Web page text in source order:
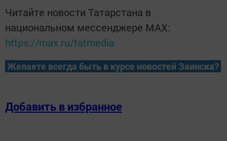
Читайте новости Татарстана в
национальном мессенджере MАХ:
https://max.ru/tatmedia
Желаете всегда быть в курсе новостей Заинска?
Добавить в избранное